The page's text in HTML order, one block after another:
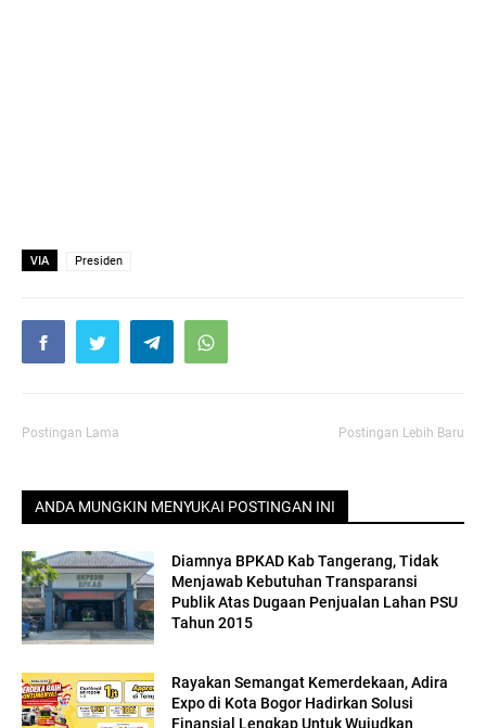
VIA Presiden
Postingan Lama Postingan Lebih Baru
ANDA MUNGKIN MENYUKAI POSTINGAN INI
Diamnya BPKAD Kab Tangerang, Tidak
Menjawab Kebutuhan Transparansi
Publik Atas Dugaan Penjualan Lahan PSU
Tahun 2015
Rayakan Semangat Kemerdekaan, Adira
Expo di Kota Bogor Hadirkan Solusi
Finansial Lengkap Untuk Wujudkan